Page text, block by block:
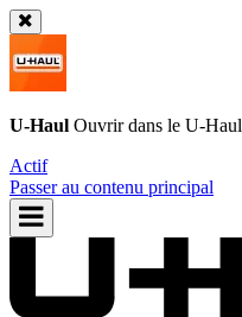
U-Haul Ouvrir dans le U-Haul
Actif
Passer au contenu principal